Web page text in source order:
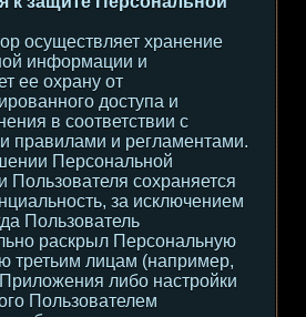
осуществляет хранение
информации и
ее охрану от
доступа и
в соответствии с
правилами и регламентами.
Персональной
сохраняется
за исключением
Пользователь
раскрыл Персональную
третьим лицам (например,
либо настройки
Пользователем